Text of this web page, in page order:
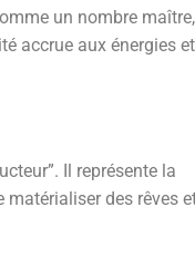
un nombre maître,
accrue aux énergies et
Il représente la
des rêves